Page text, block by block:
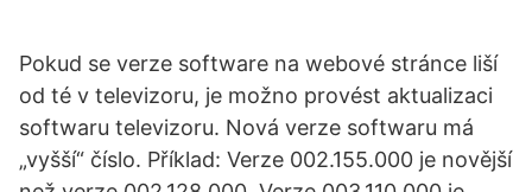
Pokud se verze software na webové stránce liší
od té v televizoru, je možno provést aktualizaci
softwaru televizoru. Nová verze softwaru má
„vyšší“ číslo. Příklad: Verze 002.155.000 je novější